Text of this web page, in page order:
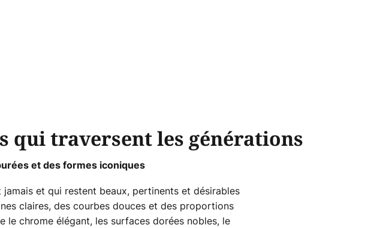
qui traversent les générations
et des formes iconiques
et qui restent beaux, pertinents et désirables
claires, des courbes douces et des proportions
le chrome élégant, les surfaces dorées nobles, le